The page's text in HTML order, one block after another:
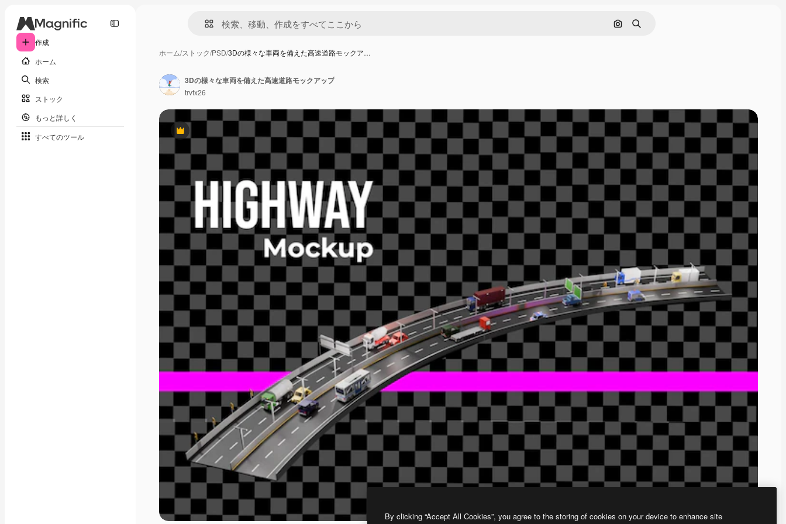
作成
ホーム
検索
ストック
もっと詳しく
すべてのツール
画像で検索
検索
ホーム/ストック/PSD/3Dの様々な車両を備えた高速道路モックア…
Premium
3Dの様々な車両を備えた高速道路モックアップ
trvfx26
By clicking “Accept All Cookies”, you agree to the storing of cookies on your device to enhance site